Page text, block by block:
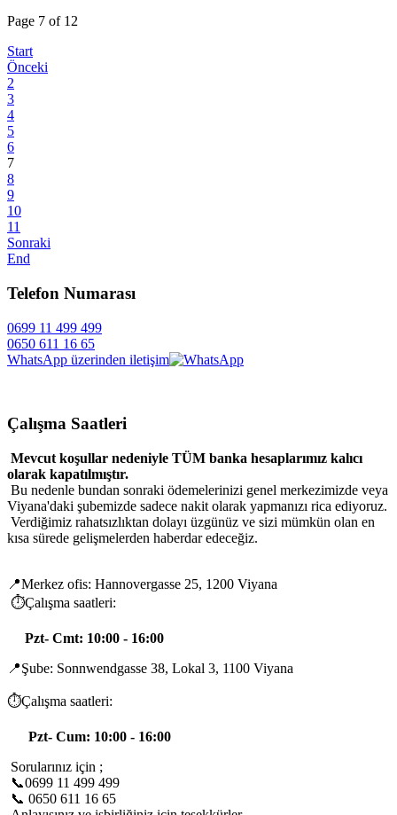
Page 7 of 12
Start
Önceki
2
3
4
5
6
7
8
9
10
11
Sonraki
End
Telefon Numarası
0699 11 499 499
0650 611 16 65
WhatsApp üzerinden iletişim
Çalışma Saatleri
Mevcut koşullar nedeniyle TÜM banka hesaplarımız kalıcı
olarak kapatılmıştır.
Bu nedenle bundan sonraki ödemelerinizi genel merkezimizde veya
Viyana'daki şubemizde sadece nakit olarak yapmanızı rica ediyoruz.
Verdiğimiz rahatsızlıktan dolayı üzgünüz ve sizi mümkün olan en
kısa sürede gelişmelerden haberdar edeceğiz.
📍Merkez ofis: Hannovergasse 25, 1200 Viyana
⏱️Çalışma saatleri:
Pzt- Cmt: 10:00 - 16:00
📍Şube: Sonnwendgasse 38, Lokal 3, 1100 Viyana
⏱️Çalışma saatleri:
Pzt- Cum: 10:00 - 16:00
Sorularınız için ;
📞0699 11 499 499
📞 0650 611 16 65